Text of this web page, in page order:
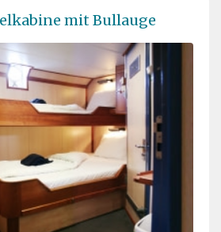
mit Bullauge